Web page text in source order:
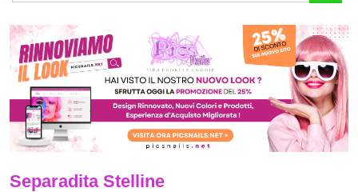
Separadita Stelline